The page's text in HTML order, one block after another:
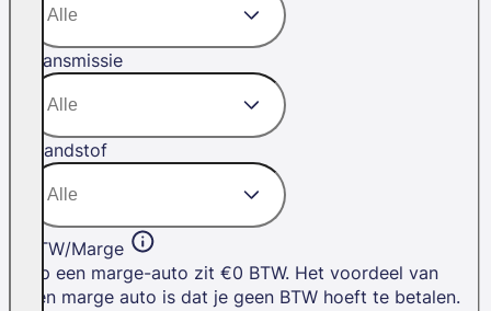
Transmissie
Brandstof
BTW/Marge
Op een marge-auto zit €0 BTW. Het voordeel van
een marge auto is dat je geen BTW hoeft te betalen.